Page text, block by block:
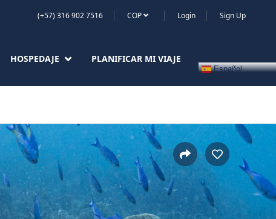
(+57) 316 902 7516 COP Login Sign Up
HOSPEDAJE PLANIFICAR MI VIAJE
Español